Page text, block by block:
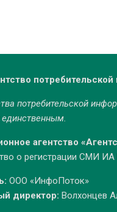
потребительской
агентство
о регистрации СМИ
ООО «ИнфоПоток»
директор: Волхонцев